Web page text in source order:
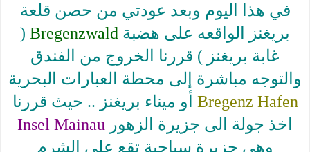
في هذا اليوم وبعد عودتي من حصن قلعة
بريغنز الواقعه على هضبة Bregenzwald
(
غابة بريغنز ) قررنا الخروج من الفندق
والتوجه مباشرة إلى محطة العبارات البحرية
Bregenz Hafen أو ميناء بريغنز .. حيث قررنا
اخذ جولة الى جزيرة الزهور Insel Mainau
وهي جزيرة سياحية تقع على الشرم